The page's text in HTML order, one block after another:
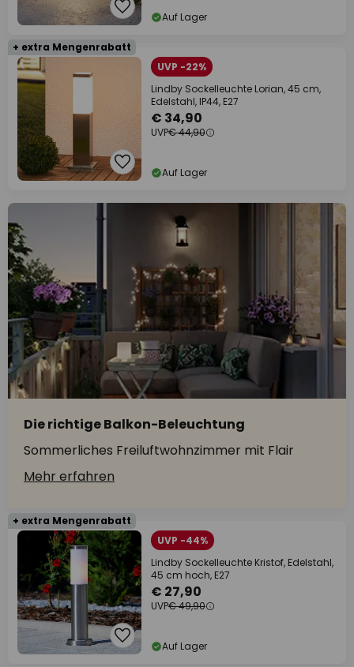
Auf Lager
+ extra Mengenrabatt
UVP -22%
Lindby Sockelleuchte Lorian, 45 cm,
Edelstahl, IP44, E27
€ 34,90
UVP€ 44,90
Auf Lager
Die richtige Balkon-Beleuchtung
Sommerliches Freiluftwohnzimmer mit Flair
Mehr erfahren
+ extra Mengenrabatt
UVP -44%
Lindby Sockelleuchte Kristof, Edelstahl,
45 cm hoch, E27
€ 27,90
UVP€ 49,90
Auf Lager